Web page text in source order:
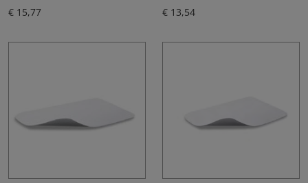
€ 15,77
€ 13,54